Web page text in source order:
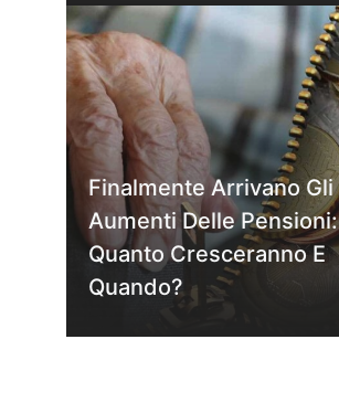
Finalmente Arrivano Gli
Aumenti Delle Pensioni:
Quanto Cresceranno E
Quando?